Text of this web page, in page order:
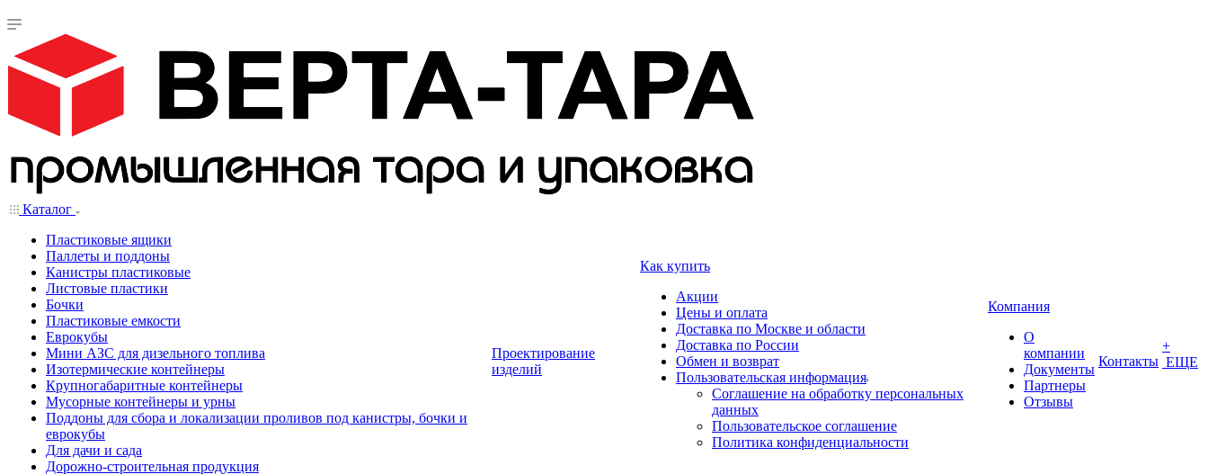
Каталог
Пластиковые ящики
Паллеты и поддоны
Канистры пластиковые
Листовые пластики
Бочки
Пластиковые емкости
Еврокубы
Мини АЗС для дизельного топлива
Изотермические контейнеры
Крупногабаритные контейнеры
Мусорные контейнеры и урны
Поддоны для сбора и локализации проливов под канистры, бочки и
еврокубы
Для дачи и сада
Дорожно-строительная продукция
Проектирование
изделий
Как купить
Акции
Цены и оплата
Доставка по Москве и области
Доставка по России
Обмен и возврат
Пользовательская информация
Соглашение на обработку персональных
данных
Пользовательское соглашение
Политика конфиденциальности
Компания
О
компании
Документы
Партнеры
Отзывы
Контакты
+
ЕЩЕ